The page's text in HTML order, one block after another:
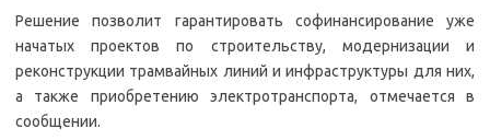
Решение позволит гарантировать софинансирование уже
начатых проектов по строительству, модернизации и
реконструкции трамвайных линий и инфраструктуры для них,
а также приобретению электротранспорта, отмечается в
сообщении.